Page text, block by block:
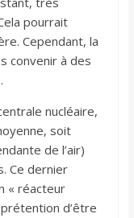
pourrait
Cependant, la
convenir à des
nucléaire,
soit
de l’air)
Ce dernier
« réacteur
d’être